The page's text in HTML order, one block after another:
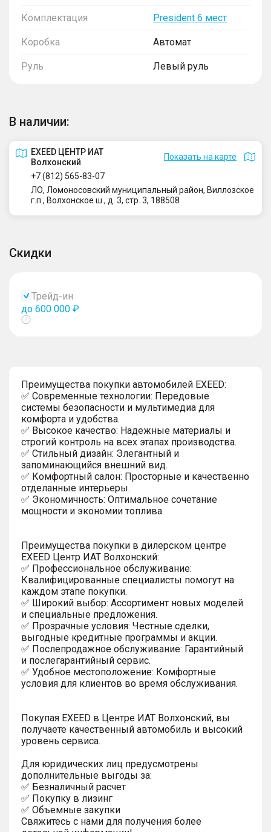
Комплектация President 6 мест
Коробка Автомат
Руль Левый руль
В наличии:
EXEED ЦЕНТР ИАТ
Волхонский
Показать на карте
+7 (812) 565-83-07
ЛО, Ломоносовский муниципальный район, Виллозское
г.п., Волхонское ш., д. 3, стр. 3, 188508
Скидки
Трейд-ин
до 600 000 ₽
Показать
Преимущества покупки автомобилей EXEED:
✅ Современные технологии: Передовые
системы безопасности и мультимедиа для
комфорта и удобства.
✅ Высокое качество: Надежные материалы и
строгий контроль на всех этапах производства.
✅ Стильный дизайн: Элегантный и
запоминающийся внешний вид.
✅ Комфортный салон: Просторные и качественно
отделанные интерьеры.
✅ Экономичность: Оптимальное сочетание
мощности и экономии топлива.
Преимущества покупки в дилерском центре
EXEED Центр ИАТ Волхонский:
✅ Профессиональное обслуживание:
Квалифицированные специалисты помогут на
каждом этапе покупки.
✅ Широкий выбор: Ассортимент новых моделей
и специальные предложения.
✅ Прозрачные условия: Честные сделки,
выгодные кредитные программы и акции.
✅ Послепродажное обслуживание: Гарантийный
и послегарантийный сервис.
✅ Удобное местоположение: Комфортные
условия для клиентов во время обслуживания.
Покупая EXEED в Центре ИАТ Волхонский, вы
получаете качественный автомобиль и высокий
уровень сервиса.
Для юридических лиц предусмотрены
дополнительные выгоды за:
✅ Безналичный расчет
✅ Покупку в лизинг
✅ Объемные закупки
Свяжитесь с нами для получения более